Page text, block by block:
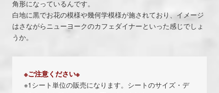
角形になっているんです。
白地に黒でお花の模様や幾何学模様が施されており、イメージ
はさながらニューヨークのカフェダイナーといった感じでしょ
うか。
※ご注意ください※
※1シート単位の販売になります。シートのサイズ・デ